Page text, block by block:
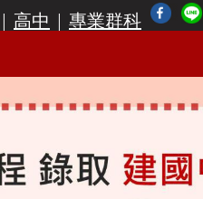
| 高中 | 專業群科